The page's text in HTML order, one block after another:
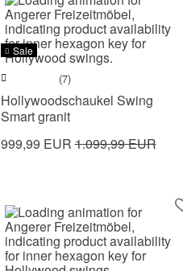
Sale
(7)
Hollywoodschaukel Swing
Smart granit
999,99 EUR1.099,99 EUR